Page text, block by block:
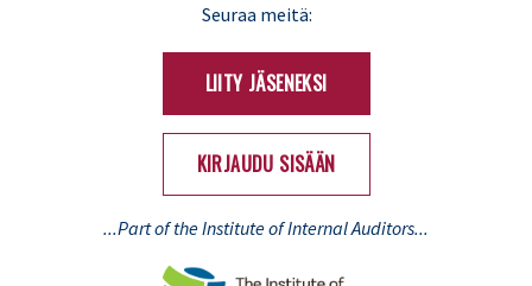
Seuraa meitä:
LIITY JÄSENEKSI
KIRJAUDU SISÄÄN
...Part of the Institute of Internal Auditors...